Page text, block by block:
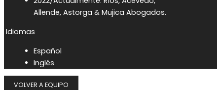
Allende, Astorga & Mujica Abogados.
Idiomas
Español
Inglés
VOLVER A EQUIPO